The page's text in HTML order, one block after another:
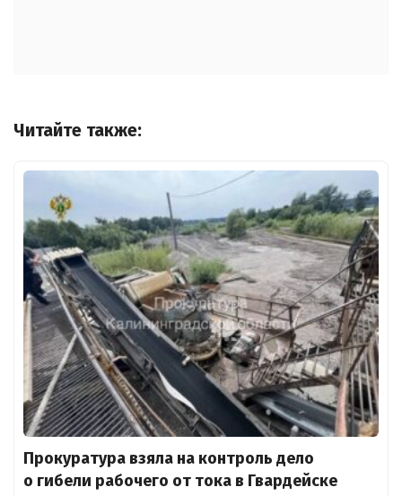
Читайте также:
Прокуратура взяла на контроль дело
о гибели рабочего от тока в Гвардейске